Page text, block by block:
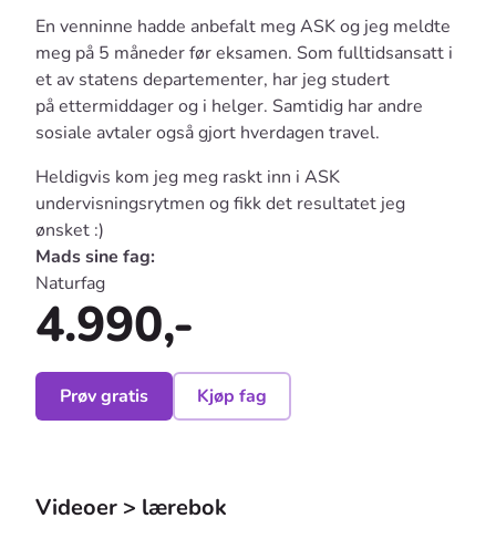
En venninne hadde anbefalt meg ASK og jeg meldte
meg på 5 måneder før eksamen. Som fulltidsansatt i
et av statens departementer, har jeg studert
på ettermiddager og i helger. Samtidig har andre
sosiale avtaler også gjort hverdagen travel.
Heldigvis kom jeg meg raskt inn i ASK
undervisningsrytmen og fikk det resultatet jeg
ønsket :)
Mads sine fag:
Naturfag
4.990,-
Prøv gratis Kjøp fag
Videoer > lærebok